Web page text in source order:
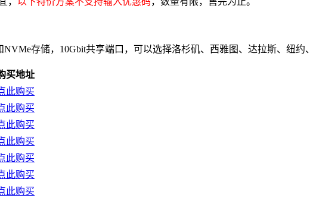
存储，10Gbit共享端口，可以选择洛杉矶、西雅图、达拉斯、纽约
买地址
此购买
此购买
此购买
此购买
此购买
此购买
此购买